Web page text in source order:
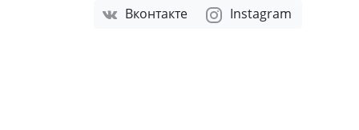
Вконтакте Instagram